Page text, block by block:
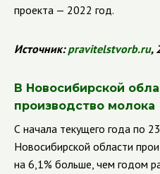
проекта — 2022 год.
Источник:pravitelstvorb.ru,
В Новосибирской
производство молока
С начала текущего года по
Новосибирской области
на 6,1% больше, чем годом